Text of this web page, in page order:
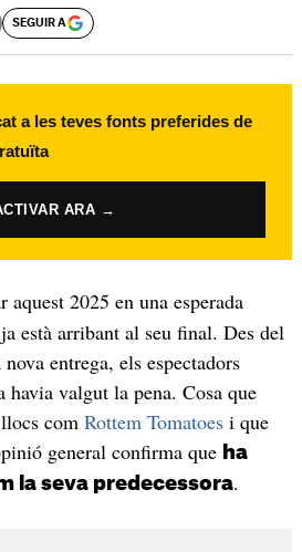
SEGUIR A
a les teves fonts preferides de
ARA →
aquest 2025 en una esperada
està arribant al seu final. Des del
entrega, els espectadors
havia valgut la pena. Cosa que
com Rottem Tomatoesi que
general confirma que ha
la seva predecessora.